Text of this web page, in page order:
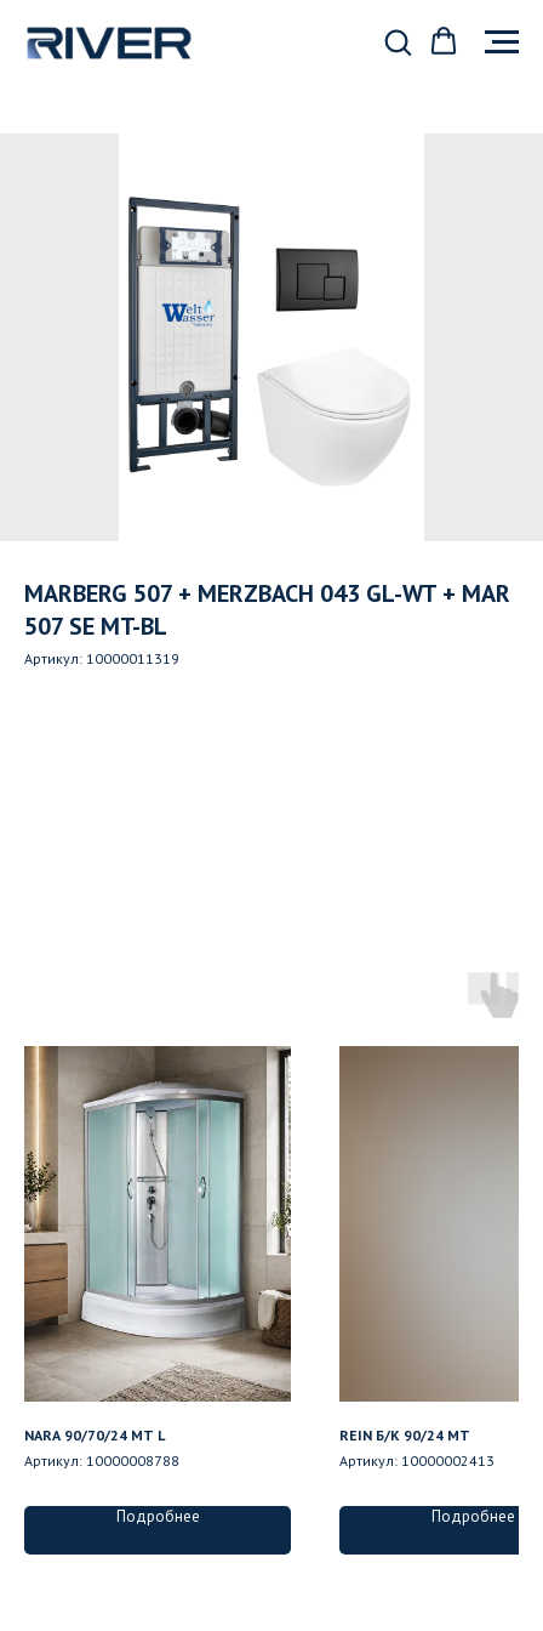
MARBERG 507 + MERZBACH 043 GL-WT + MAR
507 SE MT-BL
Артикул: 10000011319
NARA 90/70/24 MT L
Артикул: 10000008788
Подробнее
REIN Б/К 90/24 MT
Артикул: 10000002413
Подробнее